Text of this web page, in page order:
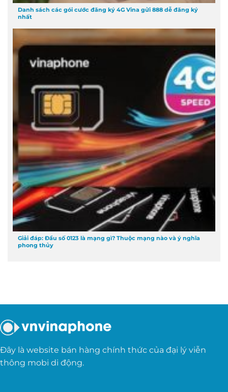
Danh sách các gói cước đăng ký 4G Vina gửi 888 dễ đăng ký
nhất
Giải đáp: Đầu số 0123 là mạng gì? Thuộc mạng nào và ý nghĩa
phong thủy
Đây là website bán hàng chính thức của đại lý viễn
thông mobi di động.